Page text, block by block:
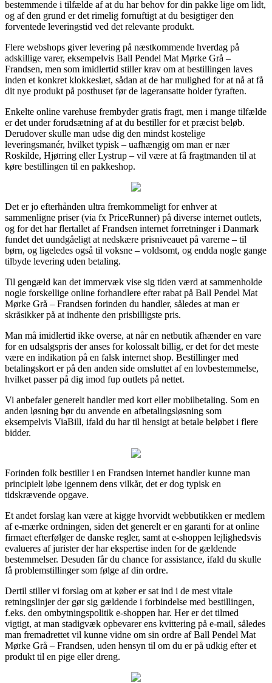
bestemmende i tilfælde af at du har behov for din pakke lige om lidt,
og af den grund er det rimelig fornuftigt at du besigtiger den
forventede leveringstid ved det relevante produkt.
Flere webshops giver levering på næstkommende hverdag på
adskillige varer, eksempelvis Ball Pendel Mat Mørke Grå –
Frandsen, men som imidlertid stiller krav om at bestillingen laves
inden et konkret klokkeslæt, sådan at de har mulighed for at nå at få
dit nye produkt på posthuset før de lageransatte holder fyraften.
Enkelte online varehuse frembyder gratis fragt, men i mange tilfælde
er det under forudsætning af at du bestiller for et præcist beløb.
Derudover skulle man udse dig den mindst kostelige
leveringsmanér, hvilket typisk – uafhængig om man er nær
Roskilde, Hjørring eller Lystrup – vil være at få fragtmanden til at
køre bestillingen til en pakkeshop.
Det er jo efterhånden ultra fremkommeligt for enhver at
sammenligne priser (via fx PriceRunner) på diverse internet outlets,
og for det har flertallet af Frandsen internet forretninger i Danmark
fundet det uundgåeligt at nedskære prisniveauet på varerne – til
børn, og ligeledes også til voksne – voldsomt, og endda nogle gange
tilbyde levering uden betaling.
Til gengæld kan det immervæk vise sig tiden værd at sammenholde
nogle forskellige online forhandlere efter rabat på Ball Pendel Mat
Mørke Grå – Frandsen forinden du handler, således at man er
skråsikker på at indhente den prisbilligste pris.
Man må imidlertid ikke overse, at når en netbutik afhænder en vare
for en udsalgspris der anses for kolossalt billig, er det for det meste
være en indikation på en falsk internet shop. Bestillinger med
betalingskort er på den anden side omsluttet af en lovbestemmelse,
hvilket passer på dig imod fup outlets på nettet.
Vi anbefaler generelt handler med kort eller mobilbetaling. Som en
anden løsning bør du anvende en afbetalingsløsning som
eksempelvis ViaBill, ifald du har til hensigt at betale beløbet i flere
bidder.
Forinden folk bestiller i en Frandsen internet handler kunne man
principielt løbe igennem dens vilkår, det er dog typisk en
tidskrævende opgave.
Et andet forslag kan være at kigge hvorvidt webbutikken er medlem
af e-mærke ordningen, siden det generelt er en garanti for at online
firmaet efterfølger de danske regler, samt at e-shoppen lejlighedsvis
evalueres af jurister der har ekspertise inden for de gældende
bestemmelser. Desuden får du chance for assistance, ifald du skulle
få problemstillinger som følge af din ordre.
Dertil stiller vi forslag om at køber er sat ind i de mest vitale
retningslinjer der gør sig gældende i forbindelse med bestillingen,
f.eks. den ombytningspolitik e-shoppen har. Her er det tilmed
vigtigt, at man stadigvæk opbevarer ens kvittering på e-mail, således
man fremadrettet vil kunne vidne om sin ordre af Ball Pendel Mat
Mørke Grå – Frandsen, uden hensyn til om du er på udkig efter et
produkt til en pige eller dreng.